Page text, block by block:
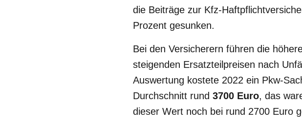
die Beiträge zur Kfz-
Prozent gesunken.
Bei den Versicherern führen die
steigenden Ersatzteilpreisen nach
Auswertung kostete 2022 ein Pkw-
Durchschnitt rund 3700 Euro, das
dieser Wert noch bei rund 2700 Euro